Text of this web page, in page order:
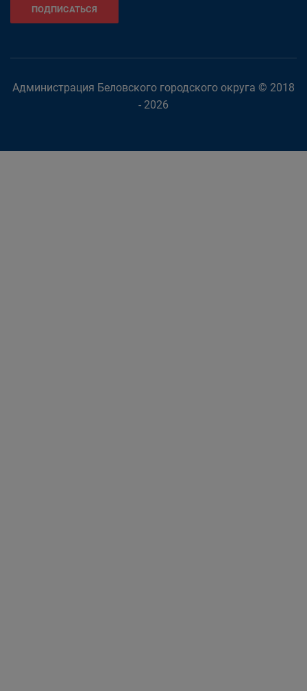
ПОДПИСАТЬСЯ
Администрация Беловского городского округа © 2018
- 2026